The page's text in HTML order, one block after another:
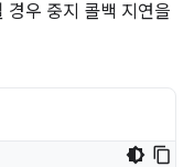
경우 중지 콜백 지연을